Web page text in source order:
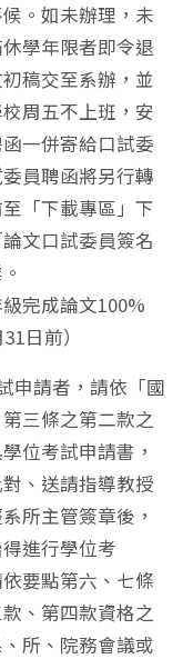
。如未辦理，未
學年限者即令退
稿交至系辦，並
周五不上班，安
一併寄給口試委
員聘函將另行轉
「下載專區」下
文口試委員簽名
完成論文100%
日前）
申請者，請依「國
三條之第二款之
位考試申請書，
、送請指導教授
所主管簽章後，
進行學位考
要點第六、七條
、第四款資格之
所、院務會議或